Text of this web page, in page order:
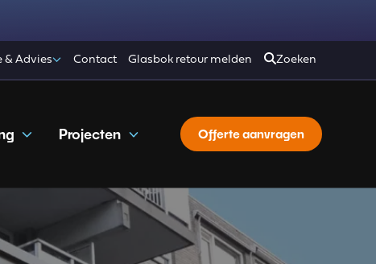
& Advies Contact Glasbok retour melden Zoeken
Projecten Offerte aanvragen